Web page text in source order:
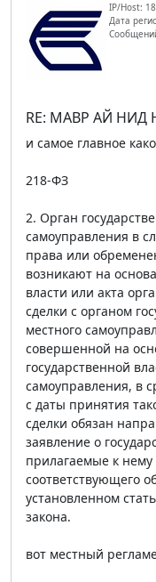
IP/Host:
Дата
RE: МАВР АЙ НИД
и самое главное
218-ФЗ
2. Орган
самоуправления в
права или
возникают на
власти или акта
сделки с органом
местного
совершенной на
государственной
самоуправления, в
с даты принятия
сделки обязан
заявление о
прилагаемые к
соответствующего
установленном
закона.
вот местный